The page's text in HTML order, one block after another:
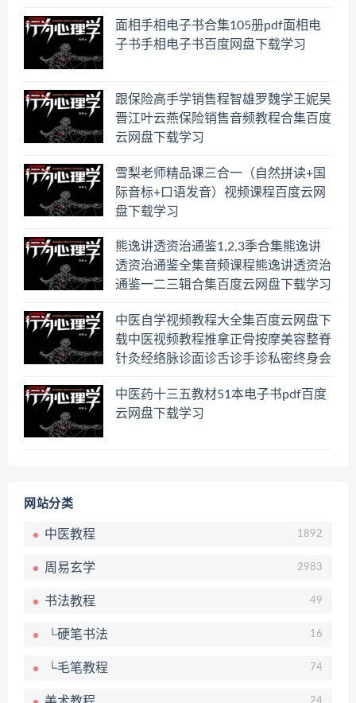
面相手相电子书合集105册pdf面相电
子书手相电子书百度网盘下载学习
跟保险高手学销售程智雄罗魏学王妮吴
晋江叶云燕保险销售音频教程合集百度
云网盘下载学习
雪梨老师精品课三合一（自然拼读+国
际音标+口语发音）视频课程百度云网
盘下载学习
熊逸讲透资治通鉴1,2,3季合集熊逸讲
透资治通鉴全集音频课程熊逸讲透资治
通鉴一二三辑合集百度云网盘下载学习
中医自学视频教程大全集百度云网盘下
载中医视频教程推拿正骨按摩美容整脊
针灸经络脉诊面诊舌诊手诊私密终身会
中医药十三五教材51本电子书pdf百度
云网盘下载学习
网站分类
中医教程 1892
周易玄学 2983
书法教程 49
└硬笔书法 16
└毛笔教程 74